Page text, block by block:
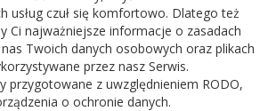
usług czuł się komfortowo. Dlatego też
Ci najważniejsze informacje o zasadach
Twoich danych osobowych oraz plikach
przez nasz Serwis.
przygotowane z uwzględnieniem RODO,
o ochronie danych.